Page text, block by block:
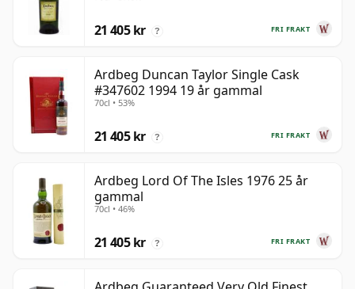
FRI FRAKT
21 405 kr ?
Ardbeg Duncan Taylor Single Cask
#347602 1994 19 år gammal
70cl • 53%
FRI FRAKT
21 405 kr ?
Ardbeg Lord Of The Isles 1976 25 år
gammal
70cl • 46%
FRI FRAKT
21 405 kr ?